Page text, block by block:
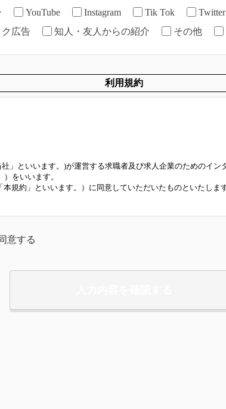
YouTube Instagram Tik Tok Twitter
広告
知人・友人からの紹介 その他
利用規約
社」といいます。)が運営する求職者及び求人企業のためのイ
をいいます。
規約」といいます。）に同意していただいたものといたします
。
求職者登録する人をいいます。
意する